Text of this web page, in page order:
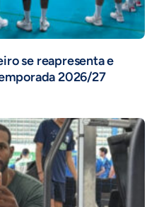
se reapresenta e
2026/27